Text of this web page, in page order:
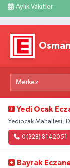
Aylık Vakitler
Yedi Ocak
Yediocak Mahallesi,
0 (328) 814 20 51
Bayrak